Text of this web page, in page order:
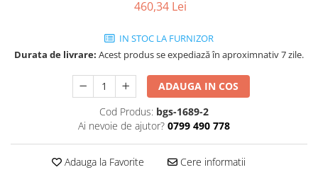
460,34 Lei
IN STOC LA FURNIZOR
Durata de livrare: Acest produs se expediază în aproximnativ 7 zile.
ADAUGA IN COS
Cod Produs: bgs-1689-2
Ai nevoie de ajutor? 0799 490 778
Adauga la Favorite Cere informatii